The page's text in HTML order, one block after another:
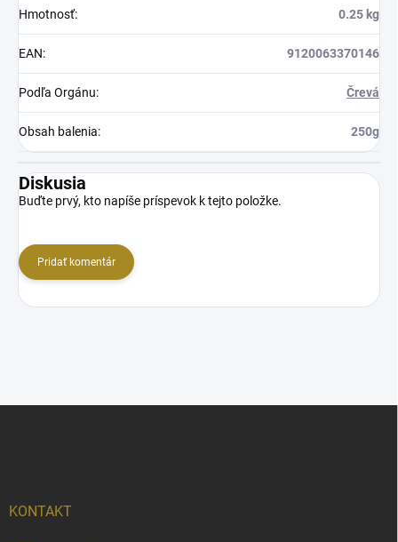
Hmotnosť: 0.25 kg
EAN: 9120063370146
Podľa Orgánu: Črevá
Obsah balenia: 250g
Diskusia
Buďte prvý, kto napíše príspevok k tejto položke.
Pridať komentár
KONTAKT